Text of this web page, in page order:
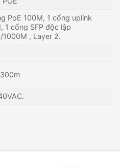
PoE 100M, 1 cổng uplink
1 cổng SFP độc lập
1000M , Layer 2.